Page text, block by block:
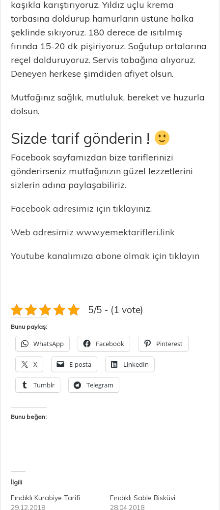
kaşıkla karıştırıyoruz. Yıldız uçlu krema
torbasına doldurup hamurların üstüne halka
şeklinde sıkıyoruz. 180 derece de ısıtılmış
fırında 15-20 dk pişiriyoruz. Soğutup ortalarına
reçel dolduruyoruz. Servis tabağına alıyoruz.
Deneyen herkese şimdiden afiyet olsun.
Mutfağınız sağlık, mutluluk, bereket ve huzurla
dolsun.
Sizde tarif gönderin !
Facebook sayfamızdan bize tariflerinizi
gönderirseniz mutfağınızın güzel lezzetlerini
sizlerin adına paylaşabiliriz.
Facebook adresimiz için tıklayınız.
Web adresimiz www.yemektarifleri.link
Youtube kanalımıza abone olmak için tıklayın
5/5 - (1 vote)
Bunu paylaş:
WhatsApp Facebook Pinterest
X E-posta LinkedIn
Tumblr Telegram
Bunu beğen:
İlgili
Fındıklı Kurabiye Tarifi
29.12.2018
Fındıklı Sable Bisküvi
28.04.2018